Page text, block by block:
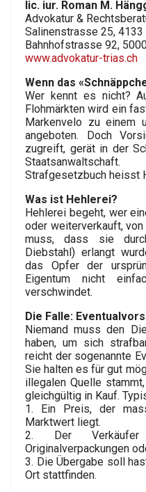
lic. iur. Roman M.
Advokatur &
Salinenstrasse 25,
Bahnhofstrasse 92,
www.advokatur-trias.ch
Wenn das
Wer kennt es nicht?
Flohmärkten wird ein
Markenvelo zu einem
angeboten. Doch
zugreift, gerät in der
Strafgesetzbuch heisst
Was ist Hehlerei?
Hehlerei begeht, wer
oder weiterverkauft,
muss, dass sie
Diebstahl) erlangt
das Opfer der
Eigentum nicht
verschwindet.
Die Falle:
Niemand muss den
haben, um sich
reicht der sogenannte
Sie halten es für gut
illegalen Quelle
gleichgültig in Kauf.
1. Ein Preis, der
Marktwert liegt.
2. Der Verkäufer
Originalverpackungen
3. Die Übergabe soll
Ort stattfinden.